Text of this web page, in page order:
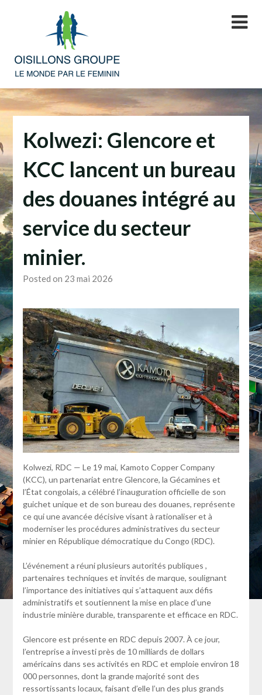
Kolwezi: Glencore et
KCC lancent un bureau
des douanes intégré au
service du secteur
minier.
Posted on 23 mai 2026
Kolwezi, RDC — Le 19 mai, Kamoto Copper Company
(KCC), un partenariat entre Glencore, la Gécamines et
l’État congolais, a célébré l’inauguration officielle de son
guichet unique et de son bureau des douanes, représente
ce qui une avancée décisive visant à rationaliser et à
moderniser les procédures administratives du secteur
minier en République démocratique du Congo (RDC).
L’événement a réuni plusieurs autorités publiques ,
partenaires techniques et invités de marque, soulignant
l’importance des initiatives qui s’attaquent aux défis
administratifs et soutiennent la mise en place d’une
industrie minière durable, transparente et efficace en RDC.
Glencore est présente en RDC depuis 2007. À ce jour,
l’entreprise a investi près de 10 milliards de dollars
américains dans ses activités en RDC et emploie environ 18
000 personnes, dont la grande majorité sont des
ressortissants locaux, faisant d’elle l’un des plus grands